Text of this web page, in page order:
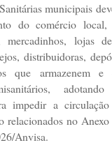
municipais
do comércio local,
mercadinhos, lojas
distribuidoras,
que armazenem e
impedir a
relacionados no
Anvisa.